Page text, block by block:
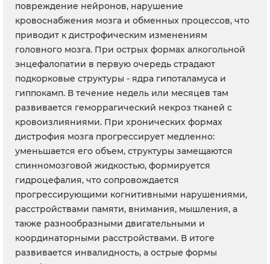
повреждение нейронов, нарушение
кровоснабжения мозга и обменных процессов, что
приводит к дистрофическим изменениям
головного мозга. При острых формах алкогольной
энцефалопатии в первую очередь страдают
подкорковые структуры - ядра гипоталамуса и
гиппокамп. В течение недель или месяцев там
развивается геморрагический некроз тканей с
кровоизлияниями. При хронических формах
дистрофия мозга прогрессирует медленно:
уменьшается его объем, структуры замещаются
спинномозговой жидкостью, формируется
гидроцефалия, что сопровождается
прогрессирующими когнитивными нарушениями,
расстройствами памяти, внимания, мышления, а
также разнообразными двигательными и
координаторными расстройствами. В итоге
развивается инвалидность, а острые формы